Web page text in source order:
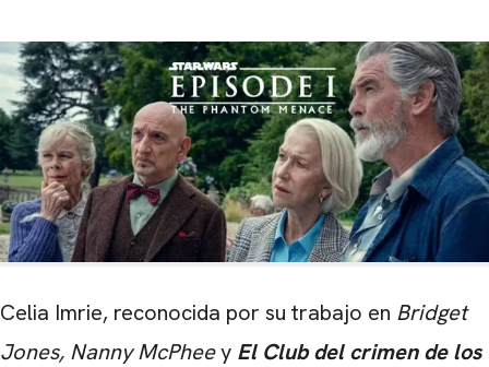
Celia Imrie, reconocida por su trabajo en Bridget
Jones, Nanny McPheey El Club del crimen de los